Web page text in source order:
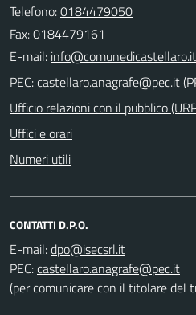
Telefono:0184479050
Fax: 0184479161
E-mail:
PEC:
Ufficio relazioni con il pubblico
Uffici e orari
Numeri utili
CONTATTI D.P.O.
E-mail:
PEC:
(per comunicare con il titolare del